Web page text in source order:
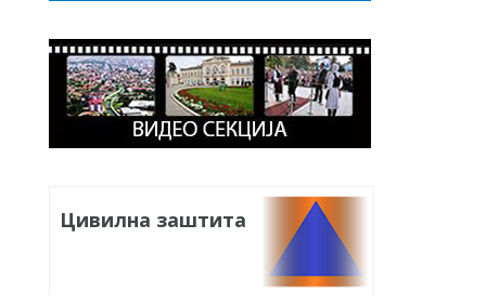
Цивилна заштита